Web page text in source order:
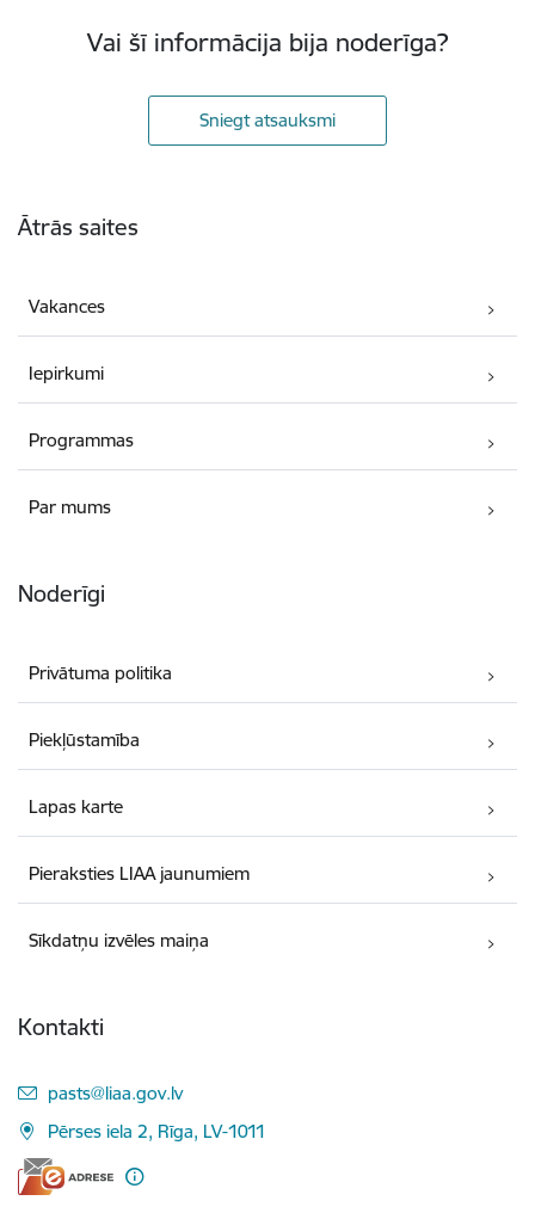
Vai šī informācija bija noderīga?
Sniegt atsauksmi
Ātrās saites
Vakances
Iepirkumi
Programmas
Par mums
Noderīgi
Privātuma politika
Piekļūstamība
Lapas karte
Pieraksties LIAA jaunumiem
Sīkdatņu izvēles maiņa
Kontakti
E-pasts:
pasts@liaa.gov.lv
Pērses iela 2, Rīga, LV-1011